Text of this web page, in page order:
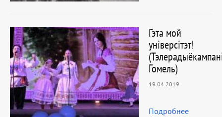
Гэта мой
універсітэт!
Гомель)
19.04.2019
Подробнее